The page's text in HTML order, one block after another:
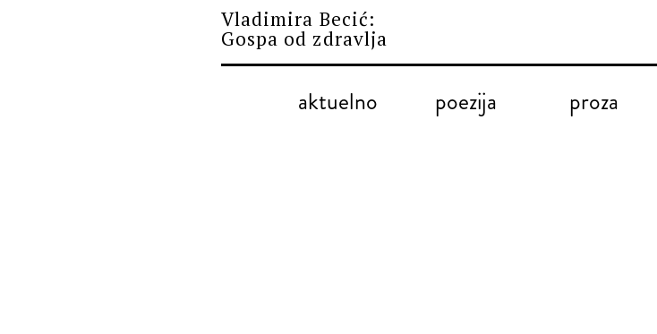
Vladimira Becić:
Gospa od zdravlja
aktuelno poezija proza